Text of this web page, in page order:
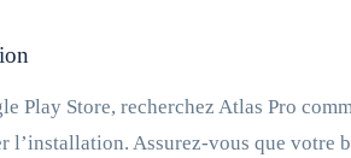
Play Store, recherchez Atlas Pro
l’installation. Assurez-vous que